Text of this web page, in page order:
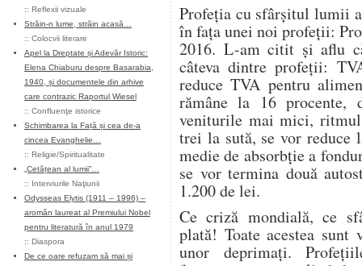
:: Reflexii vizuale
Străin-n lume, străin acasă…
:: Colocvii literare
Apel la Dreptate și Adevăr Istoric:
Elena Chiaburu despre Basarabia,
1940, și documentele din arhive
care contrazic Raportul Wiesel
:: Confluenţe istorice
Schimbarea la Față și cea de-a
cincea Evanghelie…
:: Religie/Spiritualitate
„Cetățean al lumii”…
:: Interviurile Naţiunii
Odysseas Elytis (1911 – 1996) –
aromân laureat al Premiului Nobel
pentru literatură în anul 1979
:: Diaspora
De ce oare refuzam să mai și
Profeţia cu sfârşitul lumii
în faţa unei noi profeţii:
2016. L-am citit şi aflu
câteva dintre profeţii:
reduce TVA pentru
rămâne la 16 procente,
veniturile mai mici,
trei la sută, se vor reduce
medie de absorbţie a
se vor termina două
1.200 de lei.
Ce criză mondială, ce
plată! Toate acestea
unor deprimaţi.